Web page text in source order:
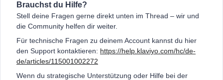
Brauchst du Hilfe?
Stell deine Fragen gerne direkt unten im Thread – wir und
die Community helfen dir weiter.
Für technische Fragen zu deinem Account kannst du hier
den Support kontaktieren: https://help.klaviyo.com/hc/de-
de/articles/115001002272
Wenn du strategische Unterstützung oder Hilfe bei der